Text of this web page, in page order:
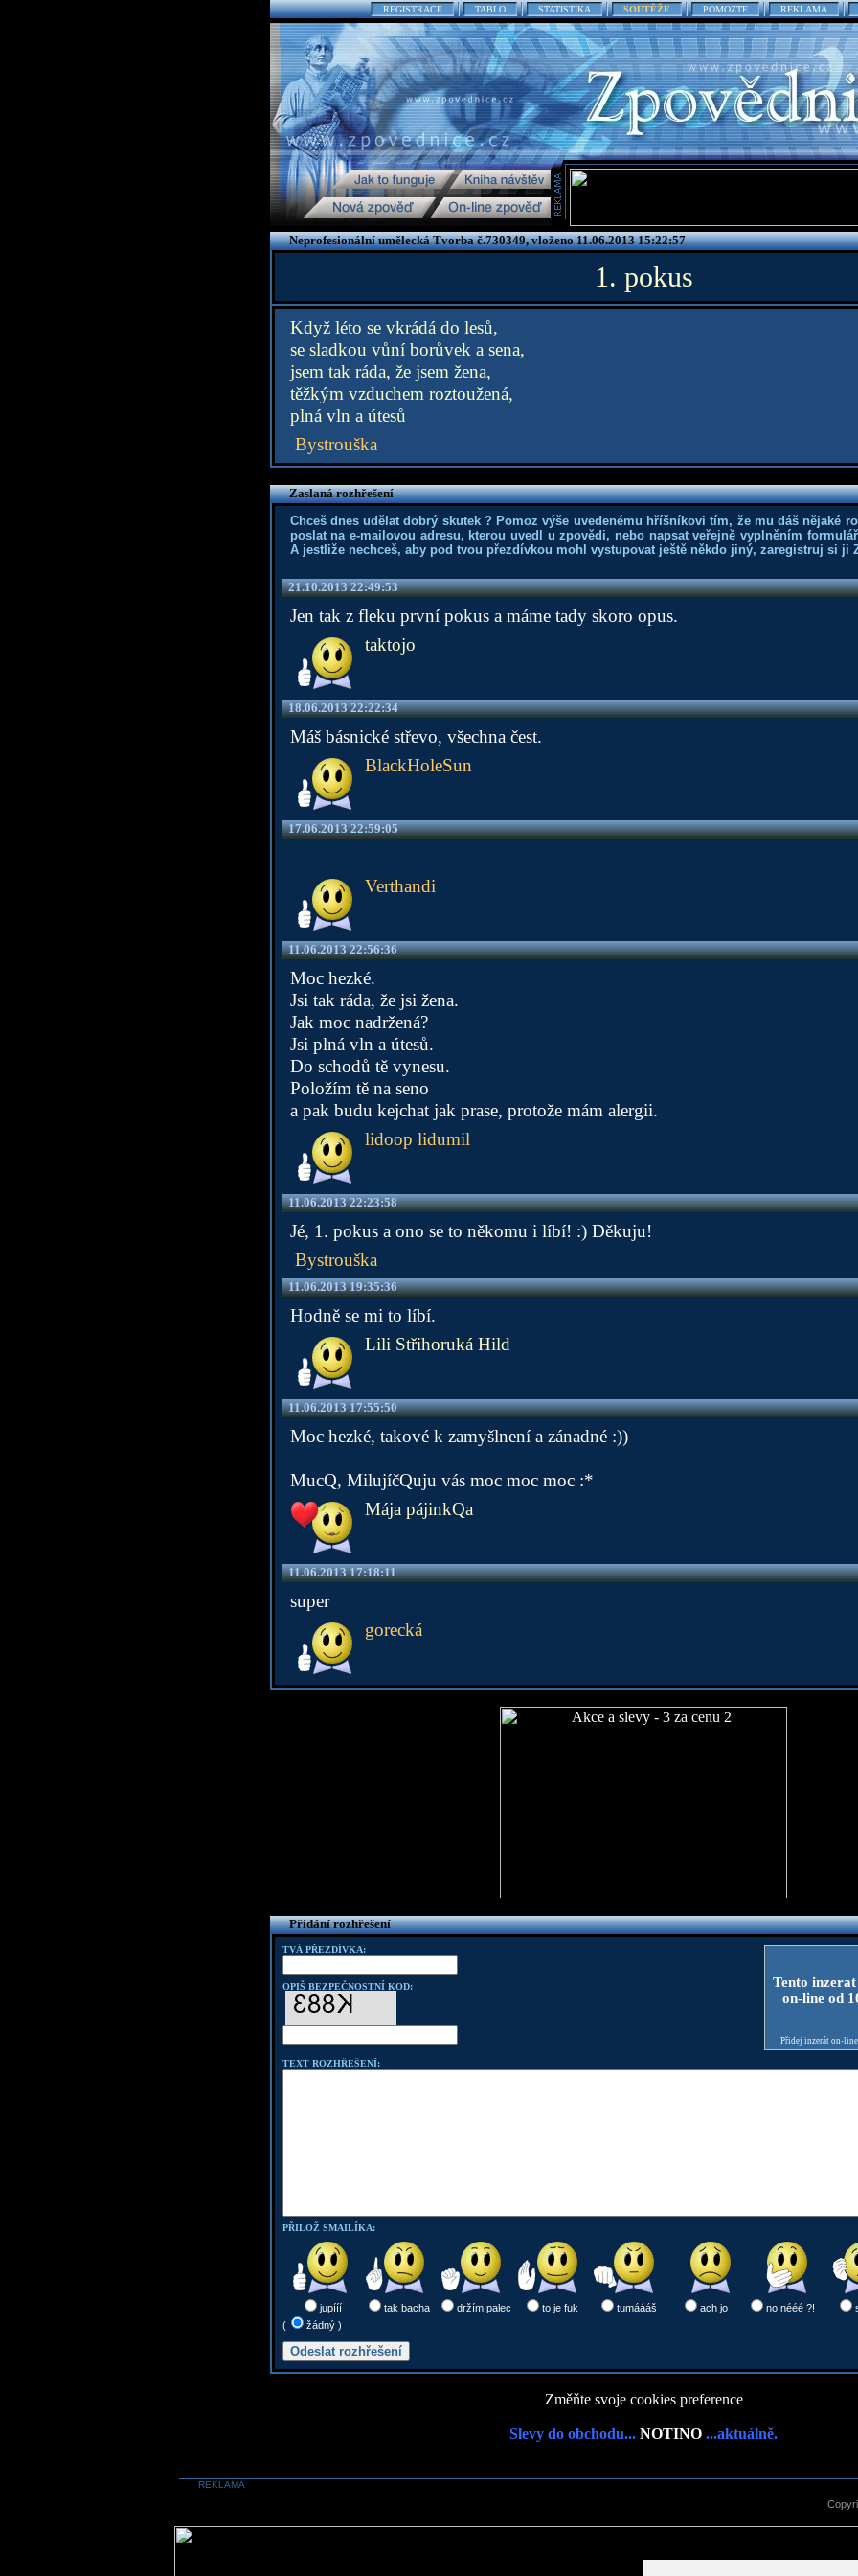
REGISTRACE TABLO STATISTIKA SOUTĚŽE POMOZTE REKLAMA
Neprofesionální umělecká Tvorba č.730349, vloženo 11.06.2013 15:22:57
1. pokus
Když léto se vkrádá do lesů,
se sladkou vůní borůvek a sena,
jsem tak ráda, že jsem žena,
těžkým vzduchem roztoužená,
plná vln a útesů
Bystrouška
Zaslaná rozhřešení
Chceš dnes udělat dobrý skutek ? Pomoz výše uvedenému hříšníkovi tím, že mu dáš nějaké
poslat na e-mailovou adresu, kterou uvedl u zpovědi, nebo napsat veřejně vyplněním
A jestliže nechceš, aby pod tvou přezdívkou mohl vystupovat ještě někdo jiný, zaregistruj si ji
21.10.2013 22:49:53
Jen tak z fleku první pokus a máme tady skoro opus.
taktojo
18.06.2013 22:22:34
Máš básnické střevo, všechna čest.
BlackHoleSun
17.06.2013 22:59:05
Verthandi
11.06.2013 22:56:36
Moc hezké.
Jsi tak ráda, že jsi žena.
Jak moc nadržená?
Jsi plná vln a útesů.
Do schodů tě vynesu.
Položím tě na seno
a pak budu kejchat jak prase, protože mám alergii.
lidoop lidumil
11.06.2013 22:23:58
Jé, 1. pokus a ono se to někomu i líbí! :) Děkuju!
Bystrouška
11.06.2013 19:35:36
Hodně se mi to líbí.
Lili Střihoruká Hild
11.06.2013 17:55:50
Moc hezké, takové k zamyšlnení a zánadné :))
MucQ, MilujíčQuju vás moc moc moc :*
Mája pájinkQa
11.06.2013 17:18:11
super
gorecká
Přidání rozhřešení
TVÁ PŘEZDÍVKA:
OPIŠ BEZPEČNOSTNÍ KOD:
Tento
on-line od
Přidej inzerát on-
TEXT ROZHŘEŠENÍ:
PŘILOŽ SMAILÍKA:
jupííí tak bacha držím palec to je fuk tumáááš ach jo no nééé ?!
(
žádný )
Změňte svoje cookies preference
Slevy do obchodu... NOTINO ...aktuálně.
REKLAMA